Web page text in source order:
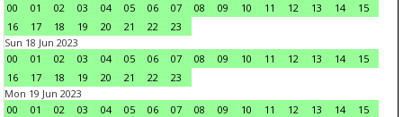
00
01 02 03 04 05 06 07 08 09 10 11 12 13 14
15
16
17 18 19 20 21 22
23
Sun 18 Jun 2023
00
01 02 03 04 05 06 07 08 09 10 11 12 13 14
15
16
17 18 19 20 21 22
23
Mon 19 Jun 2023
00
01 02 03 04 05 06 07 08 09 10 11 12 13 14
15